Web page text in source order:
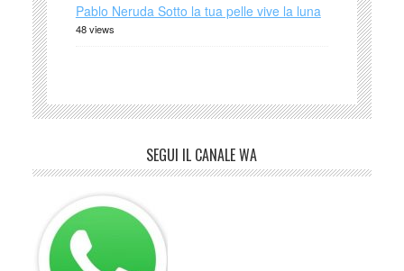
Pablo Neruda Sotto la tua pelle vive la luna
48 views
SEGUI IL CANALE WA